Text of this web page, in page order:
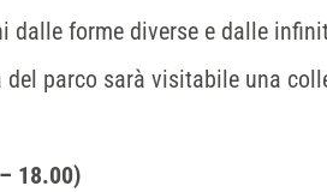
forme diverse e dalle
parco sarà visitabile una
18.00)